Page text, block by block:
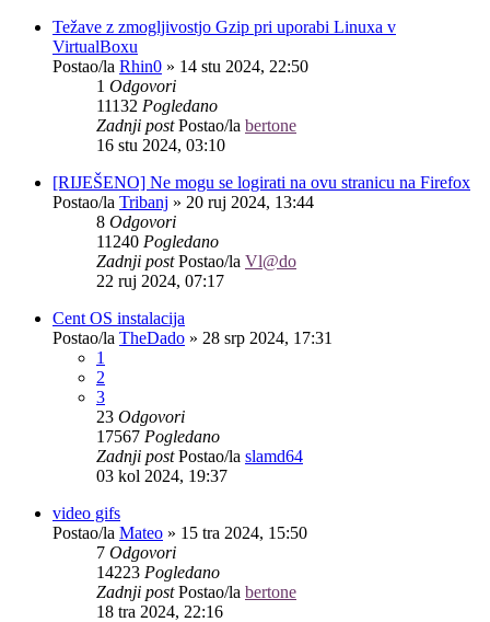
Težave z zmogljivostjo Gzip pri uporabi Linuxa v
VirtualBoxu
Postao/la Rhin0 » 14 stu 2024, 22:50
1 Odgovori
11132 Pogledano
Zadnji postPostao/la bertone
16 stu 2024, 03:10
[RIJEŠENO] Ne mogu se logirati na ovu stranicu na Firefox
Postao/la Tribanj » 20 ruj 2024, 13:44
8 Odgovori
11240 Pogledano
Zadnji postPostao/la Vl@do
22 ruj 2024, 07:17
Cent OS instalacija
Postao/la TheDado » 28 srp 2024, 17:31
1
2
3
23 Odgovori
17567 Pogledano
Zadnji postPostao/la slamd64
03 kol 2024, 19:37
video gifs
Postao/la Mateo » 15 tra 2024, 15:50
7 Odgovori
14223 Pogledano
Zadnji postPostao/la bertone
18 tra 2024, 22:16